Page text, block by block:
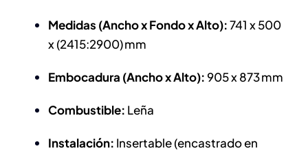
Medidas (Ancho x Fondo x Alto):741 x 500
x (2415:2900) mm
Embocadura (Ancho x Alto): 905 x 873 mm
Combustible: Leña
Instalación: Insertable (encastrado en